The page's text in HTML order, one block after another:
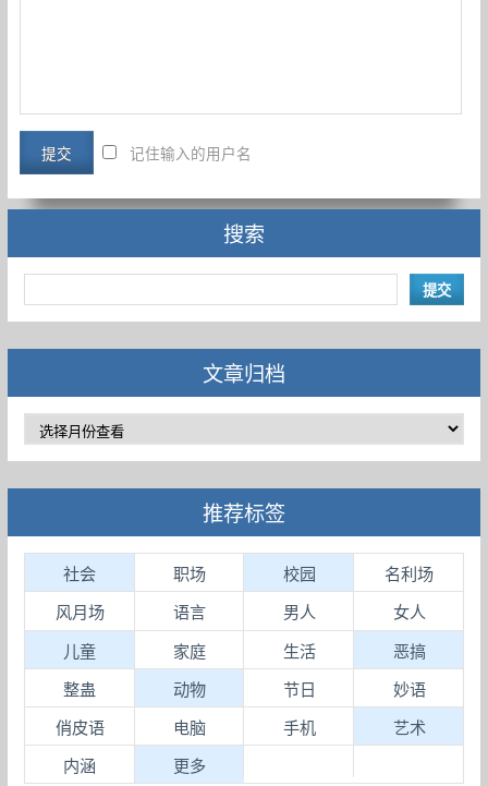
记住输入的用户名
搜索
文章归档
推荐标签
社会 职场 校园 名利场
风月场 语言 男人 女人
儿童 家庭 生活 恶搞
整蛊 动物 节日 妙语
俏皮语 电脑 手机 艺术
内涵 更多